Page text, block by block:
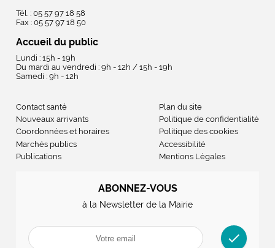
Tél. : 05 57 97 18 58
Fax : 05 57 97 18 50
Accueil du public
Lundi : 15h - 19h
Du mardi au vendredi : 9h - 12h / 15h - 19h
Samedi : 9h - 12h
Contact santé
Nouveaux arrivants
Coordonnées et horaires
Marchés publics
Publications
Plan du site
Politique de confidentialité
Politique des cookies
Accessibilité
Mentions Légales
ABONNEZ-VOUS
à la Newsletter de la Mairie
check